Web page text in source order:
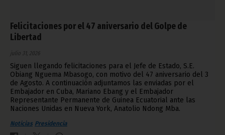
Felicitaciones por el 47 aniversario del Golpe de
Libertad
julio 31, 2026
Siguen llegando felicitaciones para el Jefe de Estado, S.E.
Obiang Nguema Mbasogo, con motivo del 47 aniversario del 3
de Agosto. A continuación adjuntamos las enviadas por el
Embajador en Cuba, Mariano Ebang y el Embajador
Representante Permanente de Guinea Ecuatorial ante las
Naciones Unidas en Nueva York, Anatolio Ndong Mba.
Noticias Presidencia